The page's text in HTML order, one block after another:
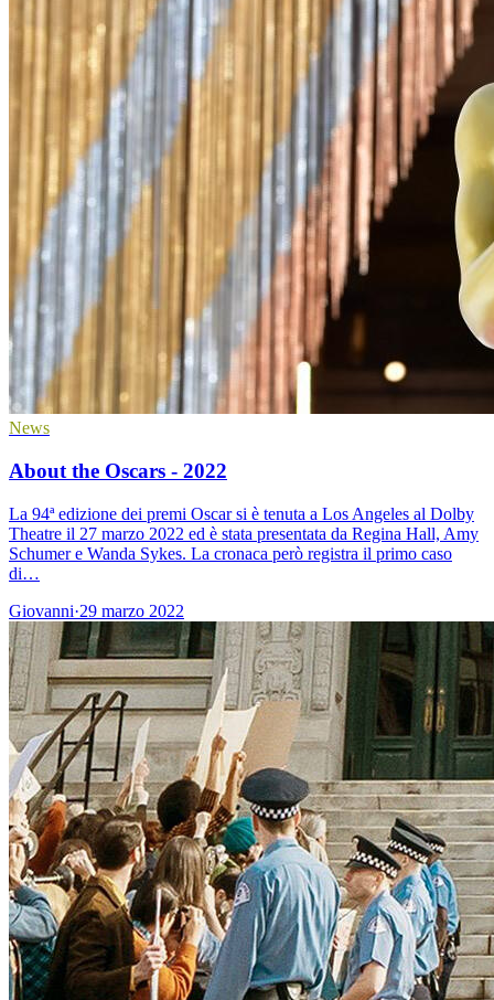
News
About the Oscars - 2022
La 94ª edizione dei premi Oscar si è tenuta a Los Angeles al Dolby
Theatre il 27 marzo 2022 ed è stata presentata da Regina Hall, Amy
Schumer e Wanda Sykes. La cronaca però registra il primo caso
di…
Giovanni·29 marzo 2022